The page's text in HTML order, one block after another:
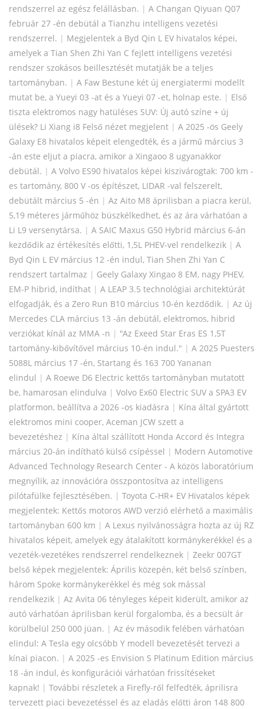
rendszerrel az egész felállásban. | A Changan Qiyuan Q07
február 27 -én debütál a Tianzhu intelligens vezetési
rendszerrel. | Megjelentek a Byd Qin L EV hivatalos képei,
amelyek a Tian Shen Zhi Yan C fejlett intelligens vezetési
rendszer szokásos beillesztését mutatják be a teljes
tartományban. | A Faw Bestune két új energiatermi modellt
mutat be, a Yueyi 03 -at és a Yueyi 07 -et, holnap este. | Első
tiszta elektromos nagy hatüléses SUV: Új autó színe + új
ülések? Li Xiang i8 Felső nézet megjelent | A 2025 -ös Geely
Galaxy E8 hivatalos képeit elengedték, és a jármű március 3
-án este eljut a piacra, amikor a Xingaoo 8 ugyanakkor
debütál. | A Volvo ES90 hivatalos képei kiszivárogtak: 700 km -
es tartomány, 800 V -os építészet, LIDAR -val felszerelt,
debütált március 5 -én | Az Aito M8 áprilisban a piacra kerül,
5,19 méteres járműhöz büszkélkedhet, és az ára várhatóan a
Li L9 versenytársa. | A SAIC Maxus G50 Hybrid március 6-án
kezdődik az értékesítés előtti, 1,5L PHEV-vel rendelkezik | A
Byd Qin L EV március 12 -én indul, Tian Shen Zhi Yan C
rendszert tartalmaz | Geely Galaxy Xingao 8 EM, nagy PHEV,
EM-P hibrid, indíthat | A LEAP 3.5 technológiai architektúrát
elfogadják, és a Zero Run B10 március 10-én kezdődik. | Az új
Mercedes CLA március 13 -án debütál, elektromos, hibrid
verziókat kínál az MMA -n | "Az Exeed Star Eras ES 1,5T
tartomány-kibővítővel március 10-én indul." | A 2025 Puesters
5088L március 17 -én, Startang és 163 700 Yananan
elindul | A Roewe D6 Electric kettős tartományban mutatott
be, hamarosan elindulva | Volvo Ex60 Electric SUV a SPA3 EV
platformon, beállítva a 2026 -os kiadásra | Kína által gyártott
elektromos mini cooper, Aceman JCW szett a
bevezetéshez | Kína által szállított Honda Accord és Integra
március 20-án indítható külső csípéssel | Modern Automotive
Advanced Technology Research Center - A közös laboratórium
megnyílik, az innovációra összpontosítva az intelligens
pilótafülke fejlesztésében. | Toyota C-HR+ EV Hivatalos képek
megjelentek: Kettős motoros AWD verzió elérhető a maximális
tartományban 600 km | A Lexus nyilvánosságra hozta az új RZ
hivatalos képeit, amelyek egy átalakított kormánykerékkel és a
vezeték-vezetékes rendszerrel rendelkeznek | Zeekr 007GT
belső képek megjelentek: Április közepén, két belső színben,
három Spoke kormánykerékkel és még sok mással
rendelkezik | Az Avita 06 tényleges képeit kiderült, amikor az
autó várhatóan áprilisban kerül forgalomba, és a becsült ár
körülbelül 250 000 jüan. | Az év második felében várhatóan
elindul: A Tesla egy olcsóbb Y modell bevezetését tervezi a
kínai piacon. | A 2025 -es Envision S Platinum Edition március
18 -án indul, és konfigurációi várhatóan frissítéseket
kapnak! | További részletek a Firefly-ről felfedték, áprilisra
tervezett piaci bevezetéssel és az eladás előtti áron 148 800